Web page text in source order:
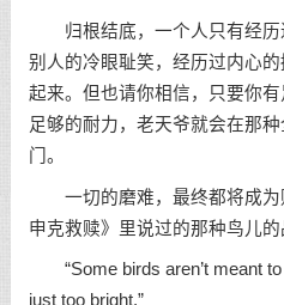
归根结底，一个人只有经历
别人的冷眼耻笑，经历过内心
起来。但也请你相信，只要你有
足够的耐力，老天爷就会在那
门。
一切的磨难，最终都将成为
申克救赎》里说过的那种鸟儿的
“Some birds aren’t meant to
just too bright.”